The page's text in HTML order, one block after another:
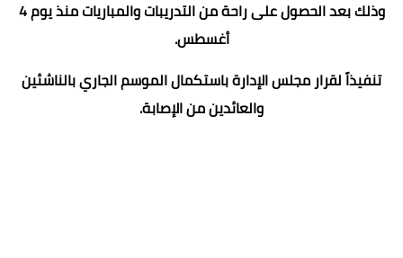
وذلك بعد الحصول على راحة من التدريبات والمباريات منذ يوم 4
أغسطس.
تنفيذاً لقرار مجلس الإدارة باستكمال الموسم الجاري بالناشئين
والعائدين من الإصابة.